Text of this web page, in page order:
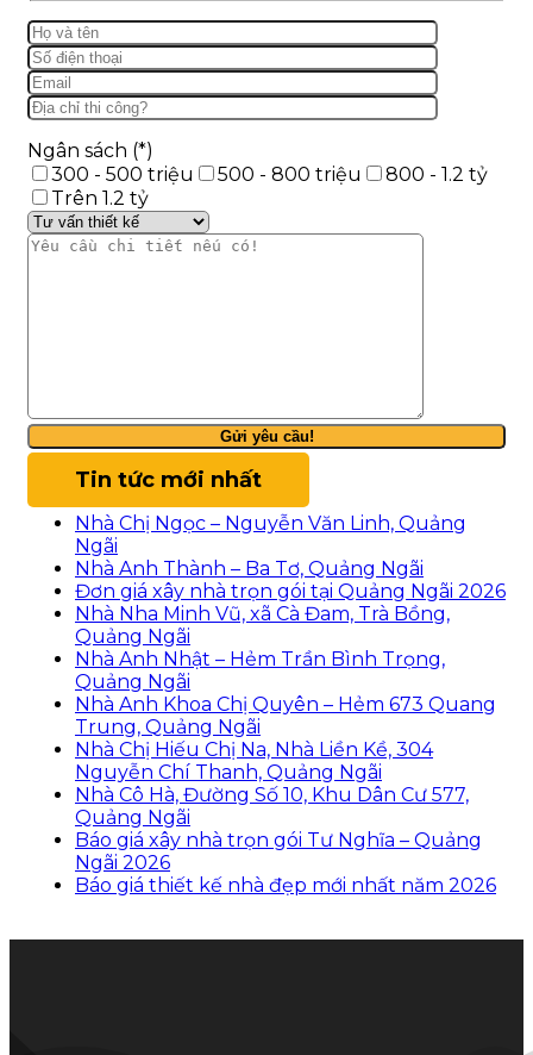
Ngân sách (*)
300 - 500 triệu
500 - 800 triệu
800 - 1.2 tỷ
Trên 1.2 tỷ
Tin tức mới nhất
Nhà Chị Ngọc – Nguyễn Văn Linh, Quảng
Ngãi
Nhà Anh Thành – Ba Tơ, Quảng Ngãi
Đơn giá xây nhà trọn gói tại Quảng Ngãi 2026
Nhà Nha Minh Vũ, xã Cà Đam, Trà Bồng,
Quảng Ngãi
Nhà Anh Nhật – Hẻm Trần Bình Trọng,
Quảng Ngãi
Nhà Anh Khoa Chị Quyên – Hẻm 673 Quang
Trung, Quảng Ngãi
Nhà Chị Hiếu Chị Na, Nhà Liền Kề, 304
Nguyễn Chí Thanh, Quảng Ngãi
Nhà Cô Hà, Đường Số 10, Khu Dân Cư 577,
Quảng Ngãi
Báo giá xây nhà trọn gói Tư Nghĩa – Quảng
Ngãi 2026
Báo giá thiết kế nhà đẹp mới nhất năm 2026